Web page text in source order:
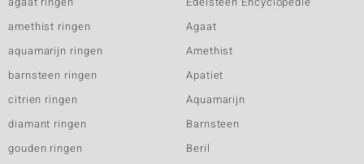
amethist ringen
aquamarijn ringen
barnsteen ringen
citrien ringen
diamant ringen
gouden ringen
Agaat
Amethist
Apatiet
Aquamarijn
Barnsteen
Beril